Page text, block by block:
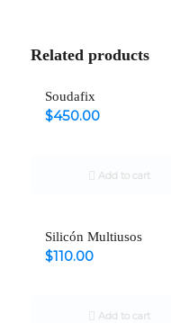
Related products
Soudafix
$450.00
Add to cart
Silicón Multiusos
$110.00
Add to cart